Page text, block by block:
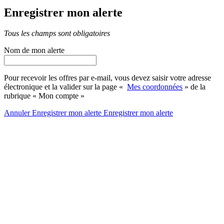
Enregistrer mon alerte
Tous les champs sont obligatoires
Nom de mon alerte
Pour recevoir les offres par e-mail, vous devez saisir votre adresse
électronique et la valider sur la page « Mes coordonnées » de la
rubrique « Mon compte »
AnnulerEnregistrer mon alerte Enregistrermon alerte